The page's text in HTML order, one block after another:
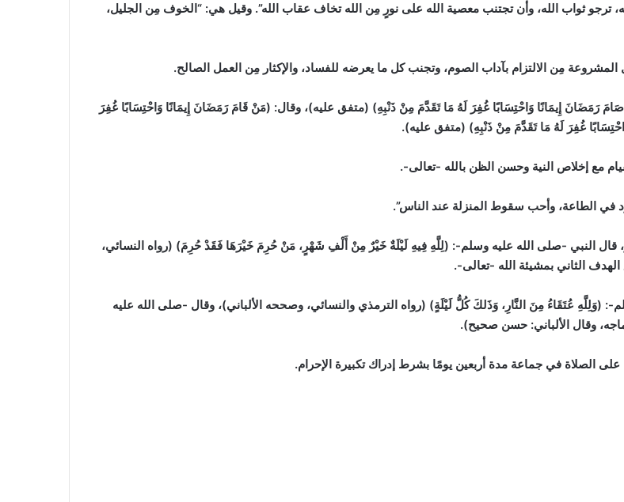
ترجو ثواب الله، وأن تجتنب معصية الله على نورٍ مِن الله تخاف عقاب الله”. وقيل هي: “الخوف مِن الجليل،
مِن الالتزام بآداب الصوم، وتجنب كل ما يعرضه للفساد، والإكثار مِن العمل الصالح.
رَمَضَانَ إِيمَانًا وَاحْتِسَابًا غُفِرَ لَهُ مَا تَقَدَّمَ مِنْ ذَنْبِهِ) (متفق عليه)، وقال: (مَنْ قَامَ رَمَضَانَ إِيمَانًا وَاحْتِسَابًا غُفِرَ
غُفِرَ لَهُ مَا تَقَدَّمَ مِنْ ذَنْبِهِ) (متفق عليه).
مع إخلاص النية وحسن الظن بالله -تعالى-.
في الطاعة، وأحب سقوط المنزلة عند الناس”.
قال النبي -صلى الله عليه وسلم-: (لِلَّهِ فِيهِ لَيْلَةٌ خَيْرٌ مِنْ أَلْفِ شَهْرٍ، مَنْ حُرِمَ خَيْرَهَا فَقَدْ حُرِمَ) (رواه النسائي،
الثاني بمشيئة الله -تعالى-.
: (وَلِلَّهِ عُتَقَاءُ مِنَ النَّارِ، وَذَلكَ كُلُّ لَيْلَةٍ) (رواه الترمذي والنسائي، وصححه الألباني)، وقال -صلى الله عليه
وقال الألباني: حسن صحيح).
الصلاة في جماعة مدة أربعين يومًا بشرط إدراك تكبيرة الإحرام.